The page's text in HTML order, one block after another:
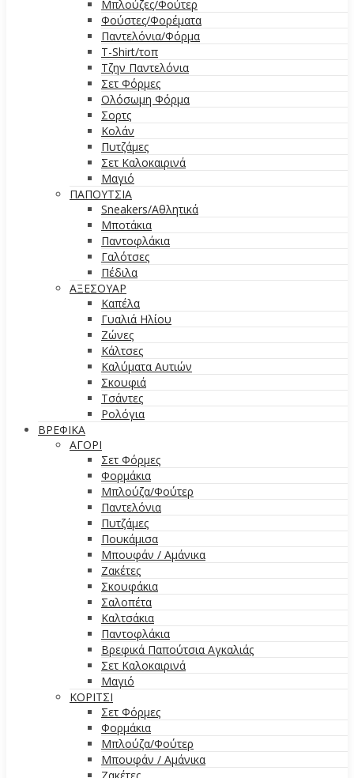
Μπλούζες/Φούτερ
Φούστες/Φορέματα
Παντελόνια/Φόρμα
T-Shirt/τοπ
Τζην Παντελόνια
Σετ Φόρμες
Ολόσωμη Φόρμα
Σορτς
Κολάν
Πυτζάμες
Σετ Καλοκαιρινά
Μαγιό
ΠΑΠΟΥΤΣΙΑ
Sneakers/Αθλητικά
Μποτάκια
Παντοφλάκια
Γαλότσες
Πέδιλα
ΑΞΕΣΟΥΑΡ
Καπέλα
Γυαλιά Ηλίου
Ζώνες
Κάλτσες
Καλύματα Αυτιών
Σκουφιά
Τσάντες
Ρολόγια
ΒΡΕΦΙΚΑ
ΑΓΟΡΙ
Σετ Φόρμες
Φορμάκια
Μπλούζα/Φούτερ
Παντελόνια
Πυτζάμες
Πουκάμισα
Μπουφάν / Αμάνικα
Ζακέτες
Σκουφάκια
Σαλοπέτα
Καλτσάκια
Παντοφλάκια
Βρεφικά Παπούτσια Αγκαλιάς
Σετ Καλοκαιρινά
Μαγιό
ΚΟΡΙΤΣΙ
Σετ Φόρμες
Φορμάκια
Μπλούζα/Φούτερ
Μπουφάν / Αμάνικα